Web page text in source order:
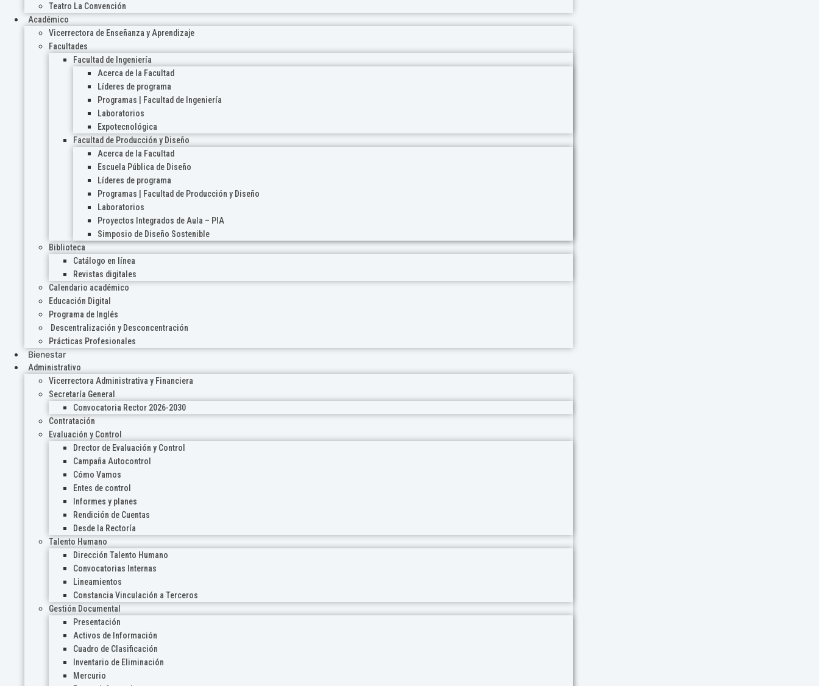
Teatro La Convención
Académico
Vicerrectora de Enseñanza y Aprendizaje
Facultades
Facultad de Ingeniería
Acerca de la Facultad
Líderes de programa
Programas | Facultad de Ingeniería
Laboratorios
Expotecnológica
Facultad de Producción y Diseño
Acerca de la Facultad
Escuela Pública de Diseño
Líderes de programa
Programas | Facultad de Producción y Diseño
Laboratorios
Proyectos Integrados de Aula – PIA
Simposio de Diseño Sostenible
Biblioteca
Catálogo en línea
Revistas digitales
Calendario académico
Educación Digital
Programa de Inglés
Descentralización y Desconcentración
Prácticas Profesionales
Bienestar
Administrativo
Vicerrectora Administrativa y Financiera
Secretaría General
Convocatoria Rector 2026-2030
Contratación
Evaluación y Control
Drector de Evaluación y Control
Campaña Autocontrol
Cómo Vamos
Entes de control
Informes y planes
Rendición de Cuentas
Desde la Rectoría
Talento Humano
Dirección Talento Humano
Convocatorias Internas
Lineamientos
Constancia Vinculación a Terceros
Gestión Documental
Presentación
Activos de Información
Cuadro de Clasificación
Inventario de Eliminación
Mercurio